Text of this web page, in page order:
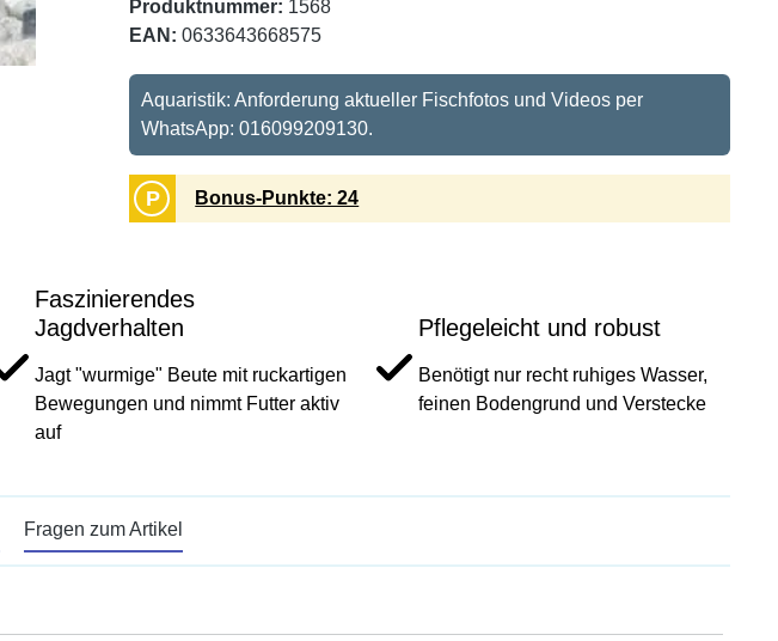
Produktnummer: 1568
EAN: 0633643668575
Aquaristik: Anforderung aktueller Fischfotos und Videos per
WhatsApp: 016099209130.
P Bonus-Punkte: 24
Faszinierendes
Jagdverhalten
Jagt "wurmige" Beute mit ruckartigen
Bewegungen und nimmt Futter aktiv
auf
Pflegeleicht und robust
Benötigt nur recht ruhiges Wasser,
feinen Bodengrund und Verstecke
Fragen zum Artikel